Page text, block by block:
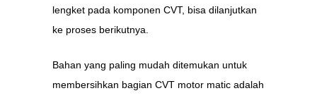
lengket pada komponen CVT, bisa dilanjutkan
ke proses berikutnya.
Bahan yang paling mudah ditemukan untuk
membersihkan bagian CVT motor matic adalah